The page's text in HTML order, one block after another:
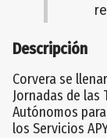
Descripción
Corvera se
Jornadas de las
Autónomos
los Servicios